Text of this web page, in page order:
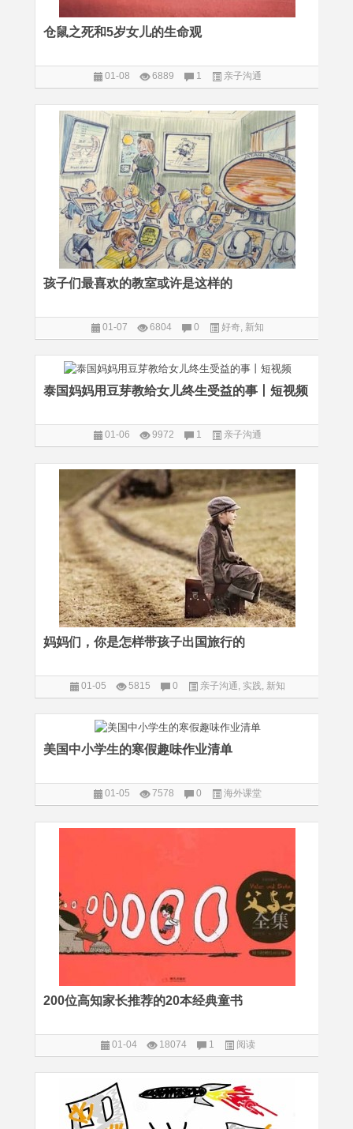
仓鼠之死和5岁女儿的生命观
01-08 6889 1 亲子沟通
孩子们最喜欢的教室或许是这样的
01-07 6804 0 好奇, 新知
泰国妈妈用豆芽教给女儿终生受益的事丨短视频
01-06 9972 1 亲子沟通
妈妈们，你是怎样带孩子出国旅行的
01-05 5815 0 亲子沟通, 实践, 新知
美国中小学生的寒假趣味作业清单
01-05 7578 0 海外课堂
200位高知家长推荐的20本经典童书
01-04 18074 1 阅读